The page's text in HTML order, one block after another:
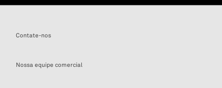
Contate-nos
Nossa equipe comercial